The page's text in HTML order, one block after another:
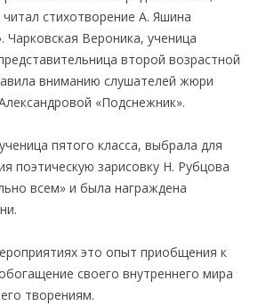
стихотворение А. Яшина
Чарковская Вероника, ученица
второй возрастной
вниманию слушателей жюри
«Подснежник».
пятого класса, выбрала для
поэтическую зарисовку Н. Рубцова
всем» и была награждена
это опыт приобщения к
своего внутреннего мира
творениям.